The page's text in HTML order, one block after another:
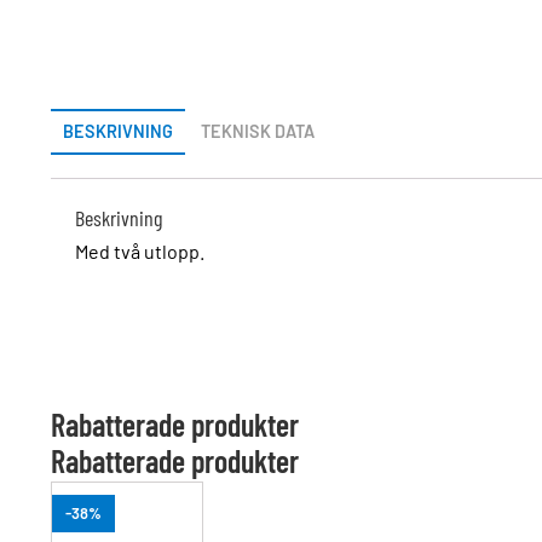
BESKRIVNING TEKNISK DATA
Beskrivning
Med två utlopp.
Rabatterade produkter
Rabatterade produkter
-38%